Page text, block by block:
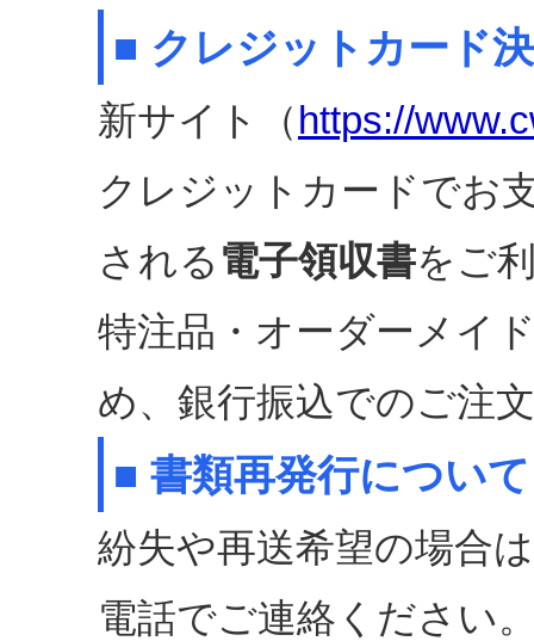
■ クレジットカード
新サイト（https://
クレジットカードでお
される 電子領収書をご
特注品・オーダーメイ
め、銀行振込でのご注
■ 書類再発行について
紛失や再送希望の場合
電話でご連絡ください